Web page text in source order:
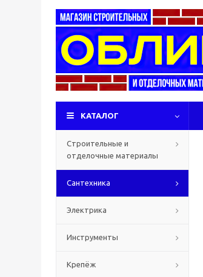
КАТАЛОГ
Строительные и
отделочные материалы
Сантехника
Электрика
Инструменты
Крепёж